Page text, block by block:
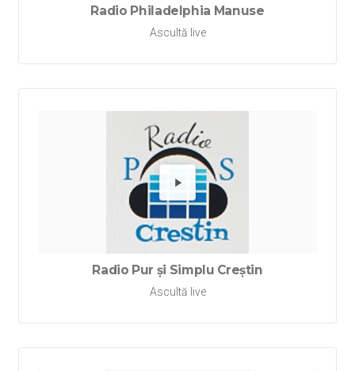
Radio Philadelphia Manuse
Ascultă live
Redă
Radio Pur și Simplu Creștin
Ascultă live